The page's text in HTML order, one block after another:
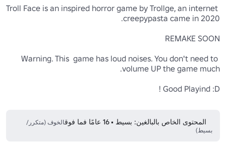
Troll Face is an inspired horror game by Trollge, an internet
Warning. This  game has loud noises. You don't need to
المحتوى الخاص بالبالغين: بسيط • 16 عامًا فما فوق
الخوف (متكرر/
بسيط)